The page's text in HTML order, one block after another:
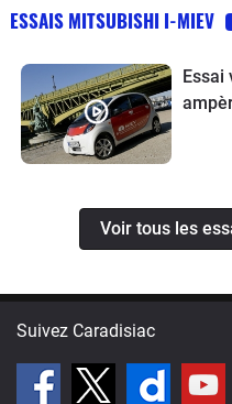
ESSAIS MITSUBISHI I-MIEV
Voir tous les
Suivez Caradisiac